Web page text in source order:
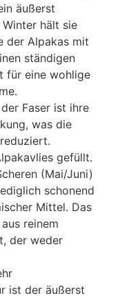
äußerst
hält sie
der Alpakas mit
ständigen
für eine wohlige
Faser ist ihre
was die
gefüllt.
(Mai/Juni)
schonend
Mittel. Das
reinem
der weder
ist der äußerst